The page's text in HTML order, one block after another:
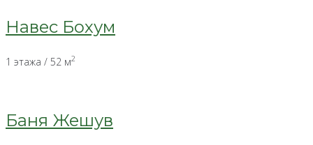
Навес Бохум
1 этажа / 52 м2
Баня Жешув